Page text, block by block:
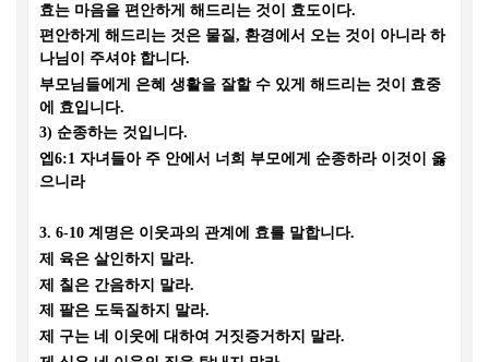
효는 마음을 편안하게 해드리는 것이 효도이다.
편안하게 해드리는 것은 물질, 환경에서 오는 것이 아니라 하
나님이 주셔야 합니다.
부모님들에게 은혜 생활을 잘할 수 있게 해드리는 것이 효중
에 효입니다.
3) 순종하는 것입니다.
엡 6:1 자녀들아 주 안에서 너희 부모에게 순종하라 이것이 옳
으니라
3. 6-10 계명은 이웃과의 관계에 효를 말합니다.
제 육은 살인하지 말라.
제 칠은 간음하지 말라.
제 팔은 도둑질하지 말라.
제 구는 네 이웃에 대하여 거짓증거하지 말라.